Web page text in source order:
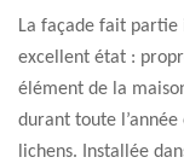
La façade fait
excellent état :
élément de la
durant toute
lichens. Installée